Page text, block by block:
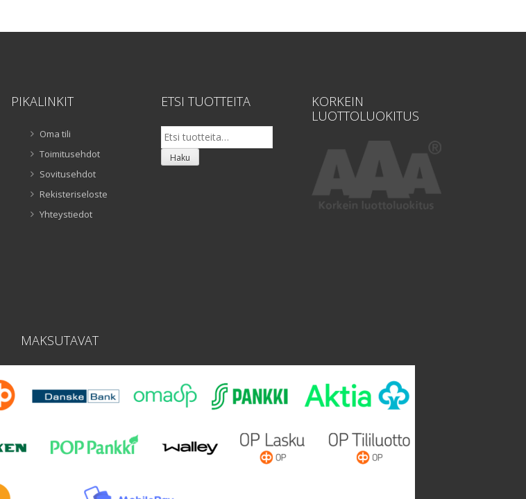
PIKALINKIT
Oma tili
Toimitusehdot
Sovitusehdot
Rekisteriseloste
Yhteystiedot
ETSI TUOTTEITA
Etsi:
Haku
KORKEIN
LUOTTOLUOKITUS
MAKSUTAVAT